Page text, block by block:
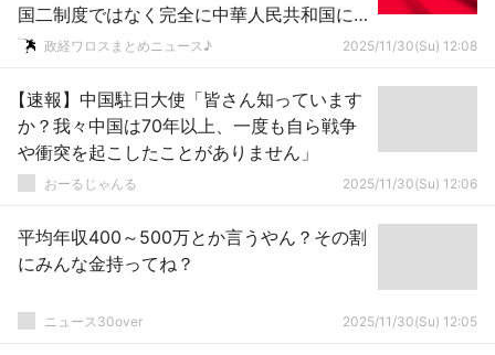
国二制度ではなく完全に中華人民共和国に
なっちゃったんだな…」
政経ワロスまとめニュース♪ 2025/11/30(Su) 12:08
【速報】中国駐日大使「皆さん知っています
か？我々中国は70年以上、一度も自ら戦争
や衝突を起こしたことがありません」
おーるじゃんる 2025/11/30(Su) 12:06
平均年収400～500万とか言うやん？その割
にみんな金持ってね？
ニュース30over 2025/11/30(Su) 12:05